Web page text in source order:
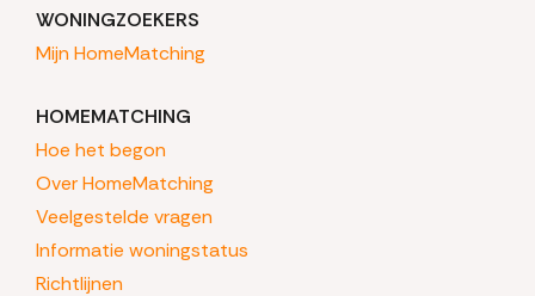
WONINGZOEKERS
Mijn HomeMatching
HOMEMATCHING
Hoe het begon
Over HomeMatching
Veelgestelde vragen
Informatie woningstatus
Richtlijnen